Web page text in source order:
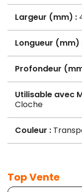
Largeur (mm) :
Longueur (mm)
Profondeur
Utilisable avec
Cloche
Couleur :
Top Vente